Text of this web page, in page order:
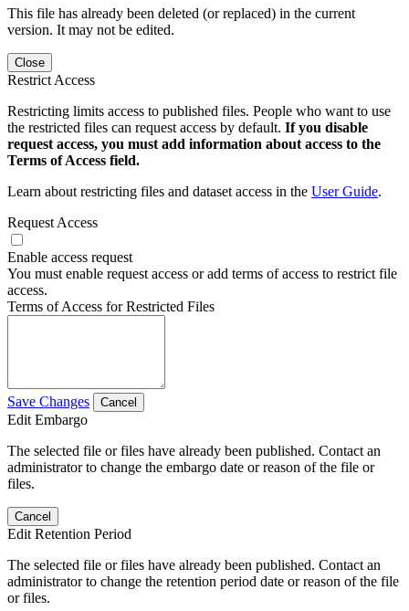
This file has already been deleted (or replaced) in the current
version. It may not be edited.
Close
Restrict Access
Restricting limits access to published files. People who want to use
the restricted files can request access by default. If you disable
request access, you must add information about access to the
Terms of Access field.
Learn about restricting files and dataset access in the User Guide.
Request Access
Enable access request
You must enable request access or add terms of access to restrict file
access.
Terms of Access for Restricted Files
Save Changes Cancel
Edit Embargo
The selected file or files have already been published. Contact an
administrator to change the embargo date or reason of the file or
files.
Cancel
Edit Retention Period
The selected file or files have already been published. Contact an
administrator to change the retention period date or reason of the file
or files.